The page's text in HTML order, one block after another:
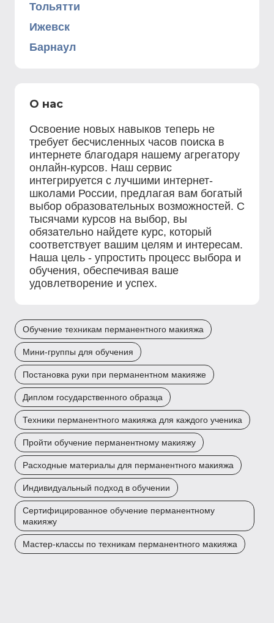
Тольятти
Ижевск
Барнаул
О нас
Освоение новых навыков теперь не
требует бесчисленных часов поиска в
интернете благодаря нашему агрегатору
онлайн-курсов. Наш сервис
интегрируется с лучшими интернет-
школами России, предлагая вам богатый
выбор образовательных возможностей. С
тысячами курсов на выбор, вы
обязательно найдете курс, который
соответствует вашим целям и интересам.
Наша цель - упростить процесс выбора и
обучения, обеспечивая ваше
удовлетворение и успех.
Обучение техникам перманентного макияжа
Мини-группы для обучения
Постановка руки при перманентном макияже
Диплом государственного образца
Техники перманентного макияжа для каждого ученика
Пройти обучение перманентному макияжу
Расходные материалы для перманентного макияжа
Индивидуальный подход в обучении
Сертифицированное обучение перманентному
макияжу
Мастер-классы по техникам перманентного макияжа